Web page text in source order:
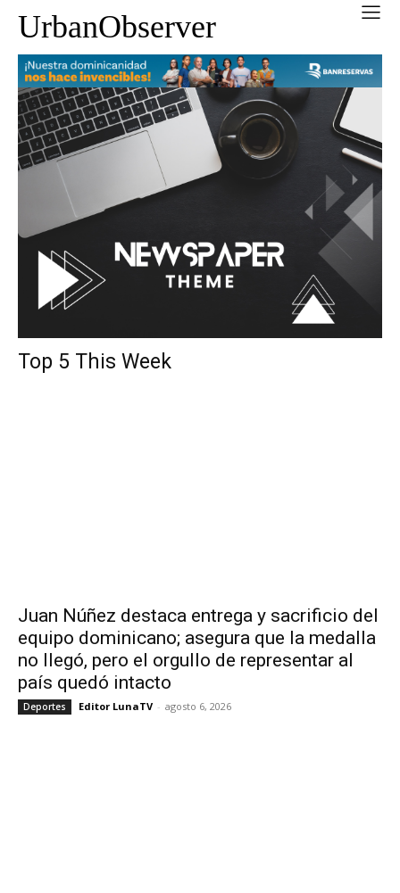
UrbanObserver
Top 5 This Week
Juan Núñez destaca entrega y sacrificio del
equipo dominicano; asegura que la medalla
no llegó, pero el orgullo de representar al
país quedó intacto
Deportes Editor LunaTV - agosto 6, 2026